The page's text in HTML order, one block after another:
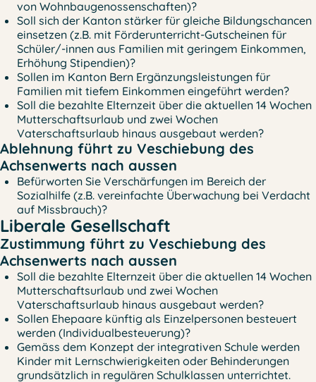
von Wohnbaugenossenschaften)?
Soll sich der Kanton stärker für gleiche Bildungschancen
einsetzen (z.B. mit Förderunterricht-Gutscheinen für
Schüler/-innen aus Familien mit geringem Einkommen,
Erhöhung Stipendien)?
Sollen im Kanton Bern Ergänzungsleistungen für
Familien mit tiefem Einkommen eingeführt werden?
Soll die bezahlte Elternzeit über die aktuellen 14 Wochen
Mutterschaftsurlaub und zwei Wochen
Vaterschaftsurlaub hinaus ausgebaut werden?
Ablehnung führt zu Veschiebung des
Achsenwerts nach aussen
Befürworten Sie Verschärfungen im Bereich der
Sozialhilfe (z.B. vereinfachte Überwachung bei Verdacht
auf Missbrauch)?
Liberale Gesellschaft
Zustimmung führt zu Veschiebung des
Achsenwerts nach aussen
Soll die bezahlte Elternzeit über die aktuellen 14 Wochen
Mutterschaftsurlaub und zwei Wochen
Vaterschaftsurlaub hinaus ausgebaut werden?
Sollen Ehepaare künftig als Einzelpersonen besteuert
werden (Individualbesteuerung)?
Gemäss dem Konzept der integrativen Schule werden
Kinder mit Lernschwierigkeiten oder Behinderungen
grundsätzlich in regulären Schulklassen unterrichtet.